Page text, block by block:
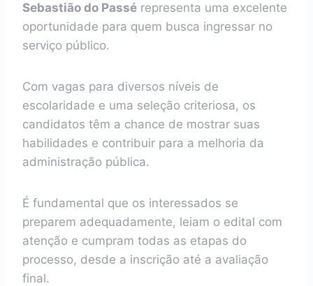
Sebastião do Passé representa uma excelente
oportunidade para quem busca ingressar no
serviço público.
Com vagas para diversos níveis de
escolaridade e uma seleção criteriosa, os
candidatos têm a chance de mostrar suas
habilidades e contribuir para a melhoria da
administração pública.
É fundamental que os interessados se
preparem adequadamente, leiam o edital com
atenção e cumpram todas as etapas do
processo, desde a inscrição até a avaliação
final.